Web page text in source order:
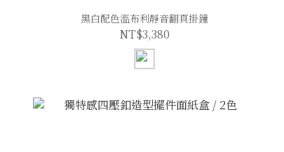
黑白配色溫布利靜音翻頁掛鐘
NT$3,380